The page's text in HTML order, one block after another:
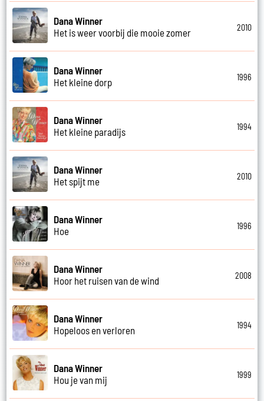
Dana Winner
Het is weer voorbij die mooie zomer
2010
Dana Winner
Het kleine dorp
1996
Dana Winner
Het kleine paradijs
1994
Dana Winner
Het spijt me
2010
Dana Winner
Hoe
1996
Dana Winner
Hoor het ruisen van de wind
2008
Dana Winner
Hopeloos en verloren
1994
Dana Winner
Hou je van mij
1999